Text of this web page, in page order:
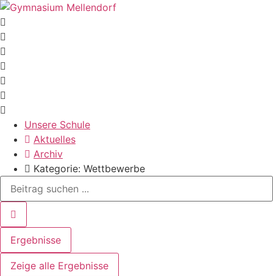
Zum
Inhalt
wechseln
Unsere Schule
Aktuelles
Archiv
Kategorie: Wettbewerbe
Search
Ergebnisse
Zeige alle Ergebnisse